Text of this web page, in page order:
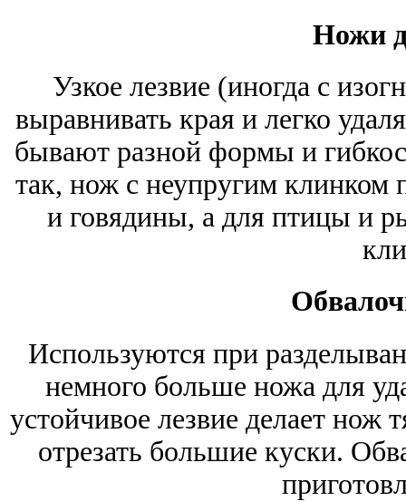
Ножи
Узкое лезвие (иногда с
выравнивать края и легко
бывают разной формы и
так, нож с неупругим клинком
и говядины, а для птицы и
Используются при
немного больше ножа для
устойчивое лезвие делает нож
отрезать большие куски.